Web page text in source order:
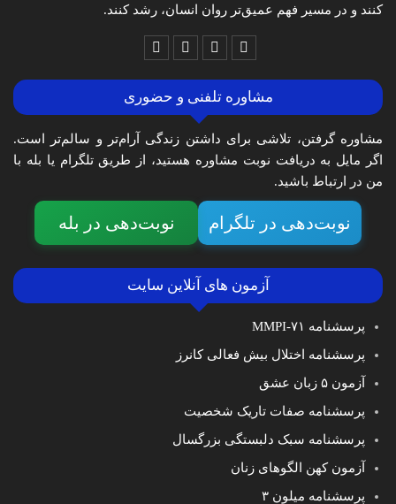
کنند و در مسیر فهم عمیق‌تر روان انسان، رشد کنند.
مشاوره تلفنی و حضوری
مشاوره گرفتن، تلاشی برای داشتن زندگی آرام‌تر و سالم‌تر است.
اگر مایل به دریافت نوبت مشاوره هستید، از طریق تلگرام یا بله با
من در ارتباط باشید.
نوبت‌دهی در تلگرام نوبت‌دهی در بله
آزمون های آنلاین سایت
پرسشنامه MMPI-۷۱
پرسشنامه اختلال بیش فعالی کانرز
آزمون ۵ زبان عشق
پرسشنامه صفات تاریک شخصیت
پرسشنامه سبک دلبستگی بزرگسال
آزمون کهن الگوهای زنان
پرسشنامه میلون ۳